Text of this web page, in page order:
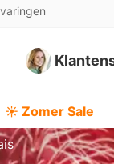
☀️ Zomer Sale